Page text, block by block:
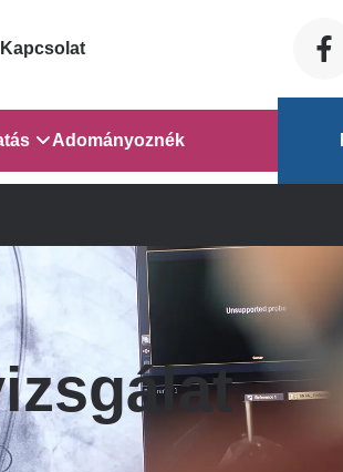
a GOKVI-ban!
kórház
adatok
Kapcsolat
Adományoznék